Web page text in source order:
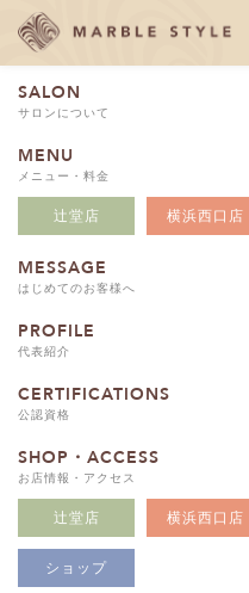
SALON
サロンについて
MENU
メニュー・料金
辻堂店 横浜西口店
MESSAGE
はじめてのお客様へ
PROFILE
代表紹介
CERTIFICATIONS
公認資格
SHOP・ACCESS
お店情報・アクセス
辻堂店 横浜西口店
ショップ